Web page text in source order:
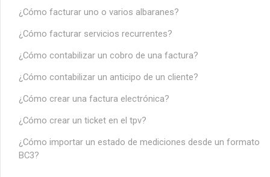
¿Cómo facturar uno o varios albaranes?
¿Cómo facturar servicios recurrentes?
¿Cómo contabilizar un cobro de una factura?
¿Cómo contabilizar un anticipo de un cliente?
¿Cómo crear una factura electrónica?
¿Cómo crear un ticket en el tpv?
¿Cómo importar un estado de mediciones desde un formato
BC3?